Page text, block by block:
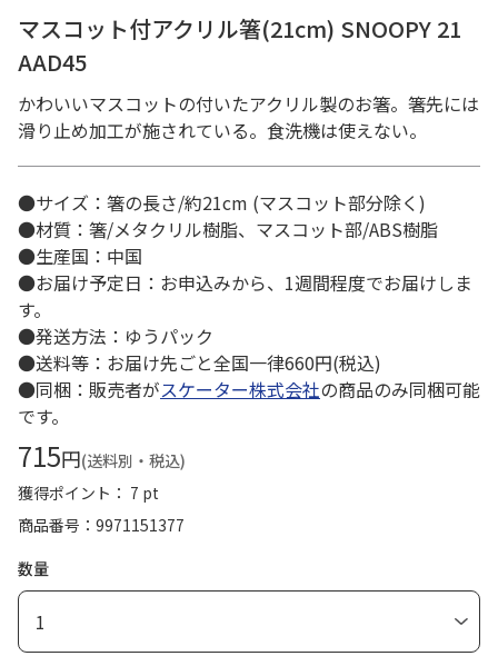
マスコット付アクリル箸(21cm) SNOOPY 21
AAD45
かわいいマスコットの付いたアクリル製のお箸。箸先には
滑り止め加工が施されている。食洗機は使えない。
●サイズ：箸の長さ/約21cm (マスコット部分除く)
●材質：箸/メタクリル樹脂、マスコット部/ABS樹脂
●生産国：中国
●お届け予定日：お申込みから、1週間程度でお届けしま
す。
●発送方法：ゆうパック
●送料等：お届け先ごと全国一律660円(税込)
●同梱：販売者がスケーター株式会社の商品のみ同梱可能
です。
715円(送料別・税込)
獲得ポイント： 7 pt
商品番号
9971151377
数量
1